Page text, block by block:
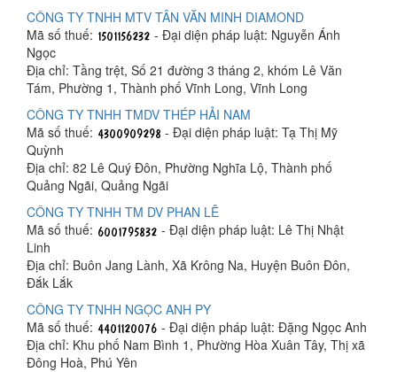
CÔNG TY TNHH MTV TÂN VĂN MINH DIAMOND
Mã số thuế:
- Đại diện pháp luật: Nguyễn Ánh
Ngọc
Địa chỉ: Tầng trệt, Số 21 đường 3 tháng 2, khóm Lê Văn
Tám, Phường 1, Thành phố Vĩnh Long, Vĩnh Long
CÔNG TY TNHH TMDV THÉP HẢI NAM
Mã số thuế:
- Đại diện pháp luật: Tạ Thị Mỹ
Quỳnh
Địa chỉ: 82 Lê Quý Đôn, Phường Nghĩa Lộ, Thành phố
Quảng Ngãi, Quảng Ngãi
CÔNG TY TNHH TM DV PHAN LÊ
Mã số thuế:
- Đại diện pháp luật: Lê Thị Nhật
Linh
Địa chỉ: Buôn Jang Lành, Xã Krông Na, Huyện Buôn Đôn,
Đắk Lắk
CÔNG TY TNHH NGỌC ANH PY
Mã số thuế:
- Đại diện pháp luật: Đặng Ngọc Anh
Địa chỉ: Khu phố Nam Bình 1, Phường Hòa Xuân Tây, Thị xã
Đông Hoà, Phú Yên